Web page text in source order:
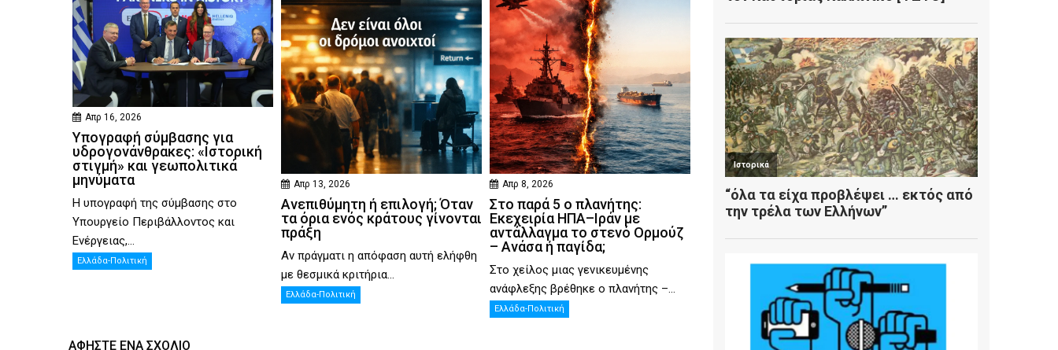
Απρ 16, 2026
Υπογραφή σύμβασης για
υδρογονάνθρακες: «Ιστορική
στιγμή» και γεωπολιτικά
μηνύματα
Η υπογραφή της σύμβασης στο
Υπουργείο Περιβάλλοντος και
Ενέργειας,...
Ελλάδα-Πολιτική
Απρ 13, 2026
Ανεπιθύμητη ή επιλογή; Όταν
τα όρια ενός κράτους γίνονται
πράξη
Αν πράγματι η απόφαση αυτή ελήφθη
με θεσμικά κριτήρια...
Ελλάδα-Πολιτική
Απρ 8, 2026
Στο παρά 5 ο πλανήτης:
Εκεχειρία ΗΠΑ–Ιράν με
αντάλλαγμα το στενό Ορμούζ
– Ανάσα ή παγίδα;
Στο χείλος μιας γενικευμένης
ανάφλεξης βρέθηκε ο πλανήτης –...
Ελλάδα-Πολιτική
ΑΦΉΣΤΕ ΕΝΑ ΣΧΌΛΙΟ